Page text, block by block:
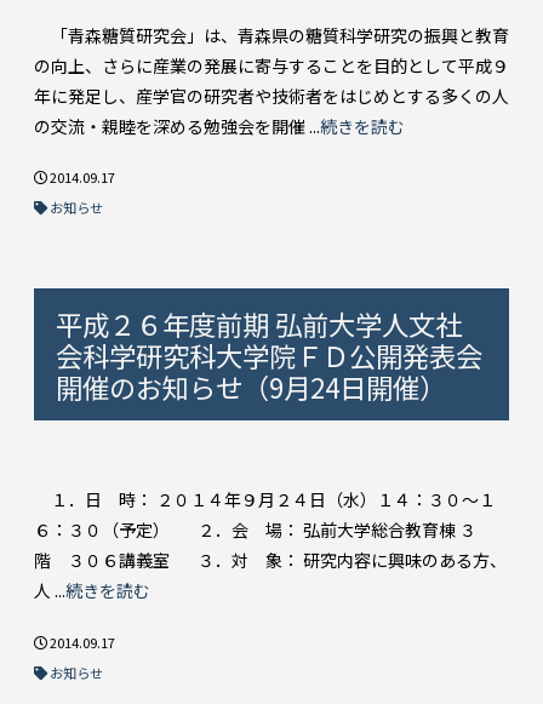
「青森糖質研究会」は、青森県の糖質科学研究の振興と教育
の向上、さらに産業の発展に寄与することを目的として平成９
年に発足し、産学官の研究者や技術者をはじめとする多くの人
の交流・親睦を深める勉強会を開催 ...続きを読む
2014.09.17
お知らせ
平成２６年度前期 弘前大学人文社
会科学研究科大学院ＦＤ公開発表会
開催のお知らせ（9月24日開催）
１．日 時： ２０１４年９月２４日（水）１４：３０～１
６：３０（予定） ２．会 場： 弘前大学総合教育棟 ３
階 ３０６講義室 ３．対 象： 研究内容に興味のある方、
人 ...続きを読む
2014.09.17
お知らせ